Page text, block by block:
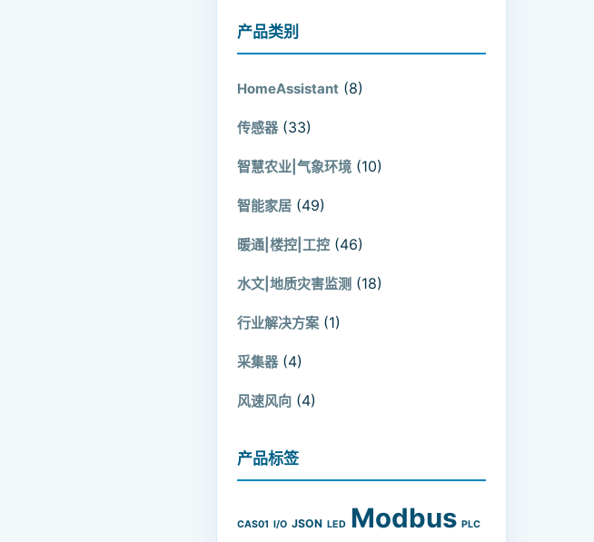
产品类别
HomeAssistant (8)
传感器 (33)
智慧农业|气象环境 (10)
智能家居 (49)
暖通|楼控|工控 (46)
水文|地质灾害监测 (18)
行业解决方案 (1)
采集器 (4)
风速风向 (4)
产品标签
CAS01 I/O JSON LED Modbus PLC